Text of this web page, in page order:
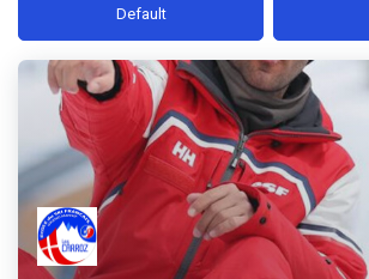
Default